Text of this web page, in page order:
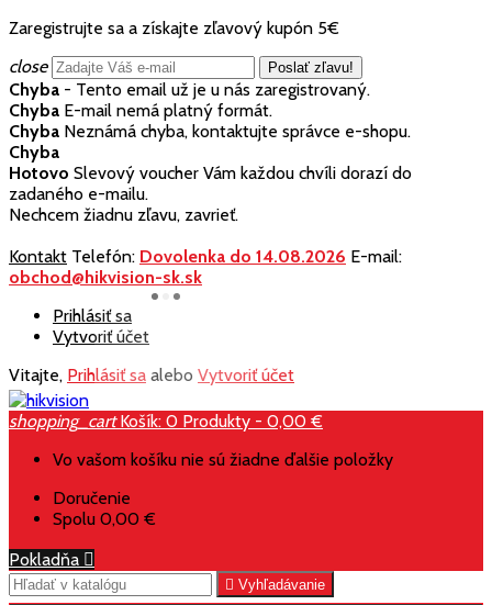
Zaregistrujte sa a získajte zľavový kupón 5€
close
Chyba - Tento email už je u nás zaregistrovaný.
Chyba E-mail nemá platný formát.
Chyba Neznámá chyba, kontaktujte správce e-shopu.
Chyba
Hotovo Slevový voucher Vám každou chvíli dorazí do
zadaného e-mailu.
Nechcem žiadnu zľavu, zavrieť.
Kontakt Telefón: Dovolenka do 14.08.2026 E-mail:
obchod@hikvision-sk.sk
Prihlásiť sa
Vytvoriť účet
Vitajte, Prihlásiť sa alebo Vytvoriť účet
shopping_cart Košík: 0 Produkty - 0,00 €
Vo vašom košíku nie sú žiadne ďalšie položky
Doručenie
Spolu 0,00 €
Pokladňa 
 Vyhľadávanie